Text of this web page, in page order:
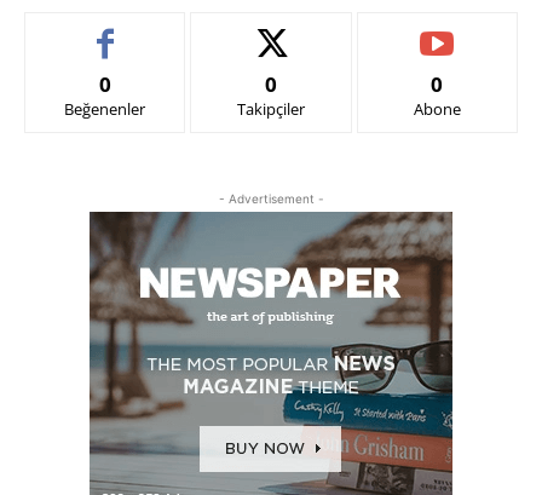
0
Beğenenler
0
Takipçiler
0
Abone
- Advertisement -